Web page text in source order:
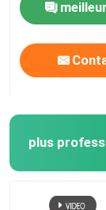
plus